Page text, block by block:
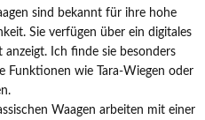
sind bekannt für ihre hohe
Sie verfügen über ein digitales
anzeigt. Ich finde sie besonders
Funktionen wie Tara-Wiegen oder
Waagen arbeiten mit einer